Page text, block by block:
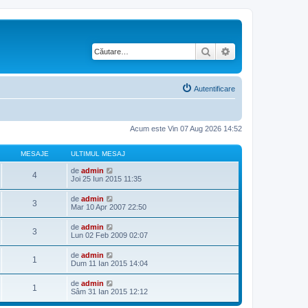
Căutare
Autentificare
Acum este Vin 07 Aug 2026 14:52
MESAJE ULTIMUL MESAJ
4 de admin
e
u
l
t
m
u
m
e
s
j
Joi 25 Iun 2015 11:35
3 de admin
e
u
l
t
m
u
m
e
s
Mar 10 Apr 2007 22:50
3 de admin
e
u
l
t
m
u
Lun 02 Feb 2009 02:07
1 de admin
e
u
l
t
Dum 11 Ian 2015 14:04
1 de admin
e
Sâm 31 Ian 2015 12:12